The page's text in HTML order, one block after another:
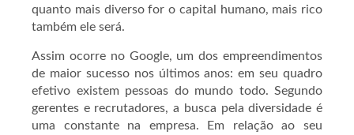
quanto mais diverso for o capital humano, mais rico
também ele será.
Assim ocorre no Google, um dos empreendimentos
de maior sucesso nos últimos anos: em seu quadro
efetivo existem pessoas do mundo todo. Segundo
gerentes e recrutadores, a busca pela diversidade é
uma constante na empresa. Em relação ao seu